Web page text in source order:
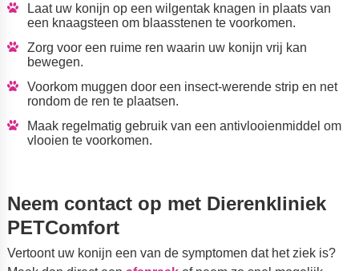
Laat uw konijn op een wilgentak knagen in plaats van
een knaagsteen om blaasstenen te voorkomen.
Zorg voor een ruime ren waarin uw konijn vrij kan
bewegen.
Voorkom muggen door een insect-werende strip en net
rondom de ren te plaatsen.
Maak regelmatig gebruik van een antivlooienmiddel om
vlooien te voorkomen.
Neem contact op met Dierenkliniek
PETComfort
Vertoont uw konijn een van de symptomen dat het ziek is?